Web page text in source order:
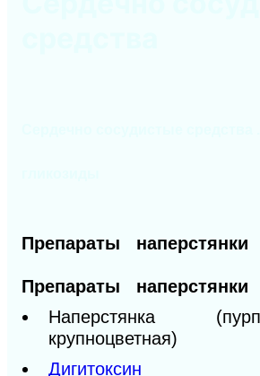
Препараты наперстянки
Препараты наперстянки
Наперстянка
крупноцветная)
Дигитоксин